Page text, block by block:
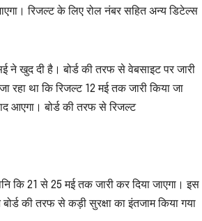
रिजल्ट के लिए रोल नंबर सहित अन्य डिटेल्स
ने खुद दी है। बोर्ड की तरफ से वेबसाइट पर जारी
रहा था कि रिजल्ट 12 मई तक जारी किया जा
आएगा। बोर्ड की तरफ से रिजल्ट
कि 21 से 25 मई तक जारी कर दिया जाएगा। इस
बोर्ड की तरफ से कड़ी सुरक्षा का इंतजाम किया गया